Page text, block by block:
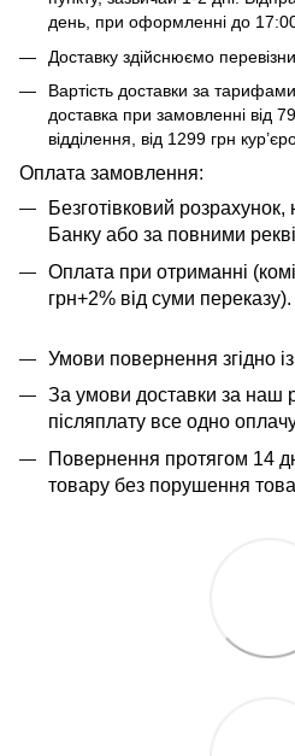
день, при оформленні до
Доставку здійснюємо
Вартість доставки за
доставка при замовленні від
відділення, від 1299 грн
​​​​Оплата замовлення:
Безготівковий
Банку або за повними
Оплата при отриманні
грн+2% від суми переказу).
Умови повернення згідно
За умови доставки за наш
післяплату все одно
Повернення протягом 14
товару без порушення